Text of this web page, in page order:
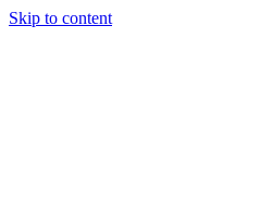
Skip to content